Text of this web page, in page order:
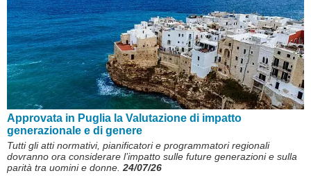
Approvata in Puglia la Valutazione di impatto
generazionale e di genere
Tutti gli atti normativi, pianificatori e programmatori regionali
dovranno ora considerare l’impatto sulle future generazioni e sulla
parità tra uomini e donne.24/07/26